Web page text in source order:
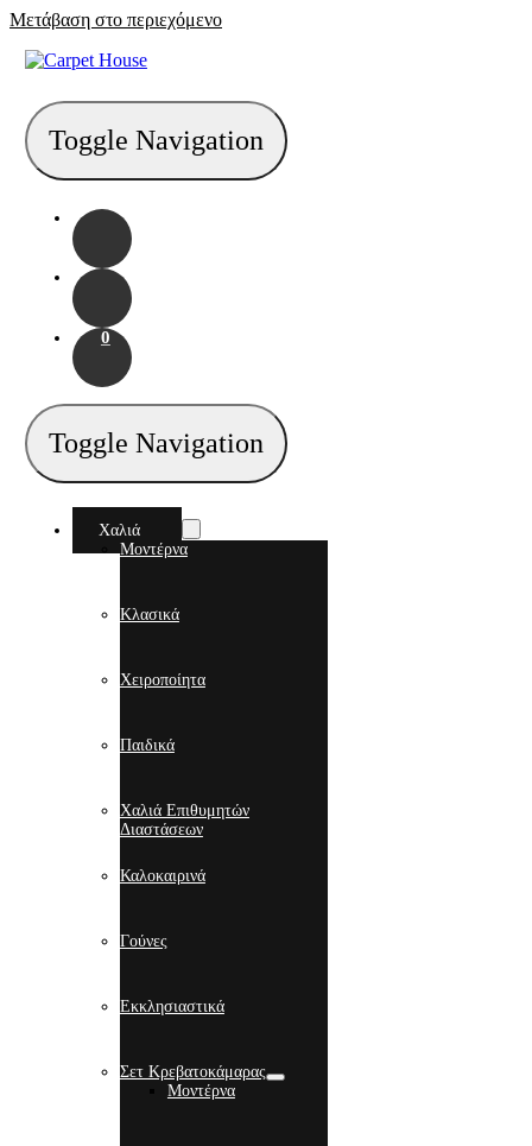
Μετάβαση στο περιεχόμενο
Toggle Navigation
0
Toggle Navigation
Χαλιά
Μοντέρνα
Κλασικά
Χειροποίητα
Παιδικά
Χαλιά Επιθυμητών
Διαστάσεων
Καλοκαιρινά
Γούνες
Εκκλησιαστικά
Σετ Κρεβατοκάμαρας
Μοντέρνα